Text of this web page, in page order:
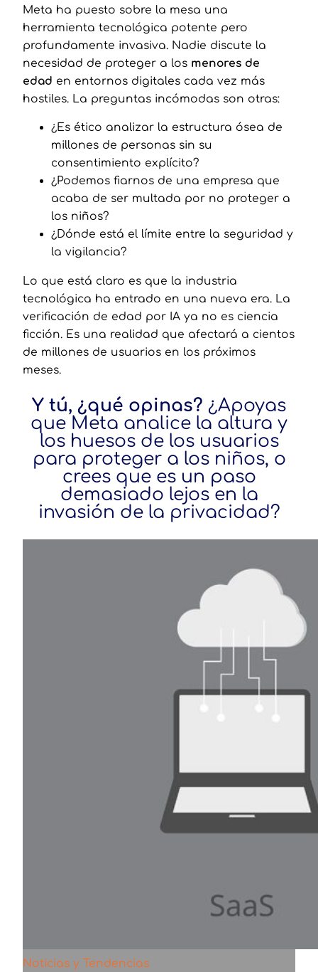
Meta ha puesto sobre la mesa una
herramienta tecnológica potente pero
profundamente invasiva. Nadie discute la
necesidad de proteger a los menores de
edad en entornos digitales cada vez más
hostiles. La preguntas incómodas son otras:
¿Es ético analizar la estructura ósea de
millones de personas sin su
consentimiento explícito?
¿Podemos fiarnos de una empresa que
acaba de ser multada por no proteger a
los niños?
¿Dónde está el límite entre la seguridad y
la vigilancia?
Lo que está claro es que la industria
tecnológica ha entrado en una nueva era. La
verificación de edad por IA ya no es ciencia
ficción. Es una realidad que afectará a cientos
de millones de usuarios en los próximos
meses.
Y tú, ¿qué opinas? ¿Apoyas
que Meta analice la altura y
los huesos de los usuarios
para proteger a los niños, o
crees que es un paso
demasiado lejos en la
invasión de la privacidad?
Noticias y Tendencias